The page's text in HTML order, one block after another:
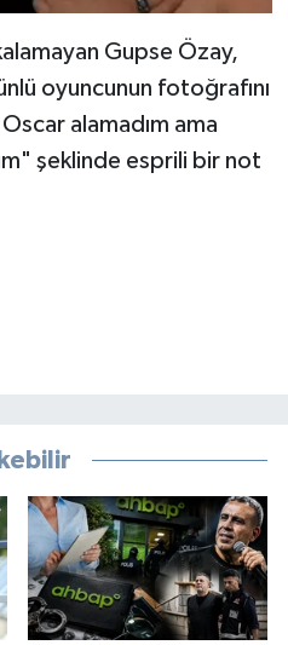
Gupse Özay,
oyuncunun fotoğrafını
alamadım ama
şeklinde esprili bir not